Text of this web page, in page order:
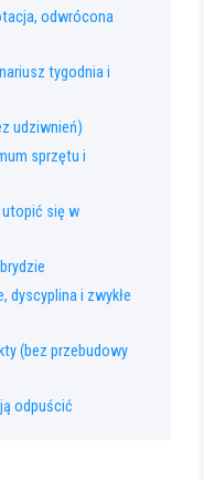
odwrócona
tygodnia i
udziwnień)
sprzętu i
utopić się w
dyscyplina i zwykłe
(bez przebudowy
odpuścić